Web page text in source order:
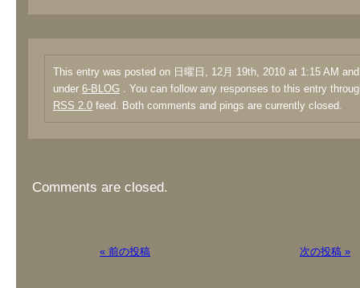
This entry was posted on 日曜日, 12月 19th, 2010 at 1:15 AM
under 6-BLOG . You can follow any responses to this entry
RSS 2.0 feed. Both comments and pings are currently closed.
Comments are closed.
« 前の投稿 次の投稿 »